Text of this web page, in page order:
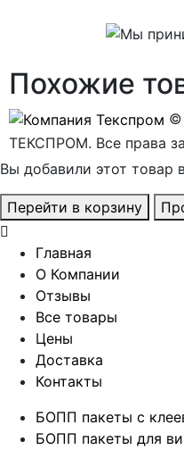
Похожие
©
ТЕКСПРОМ. Все права
Вы добавили этот товар
Перейти в корзину
Главная
О Компании
Отзывы
Все товары
Цены
Доставка
Контакты
БОПП пакеты с
БОПП пакеты для